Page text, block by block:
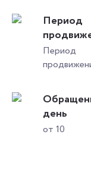
Период
Период
день
от 10